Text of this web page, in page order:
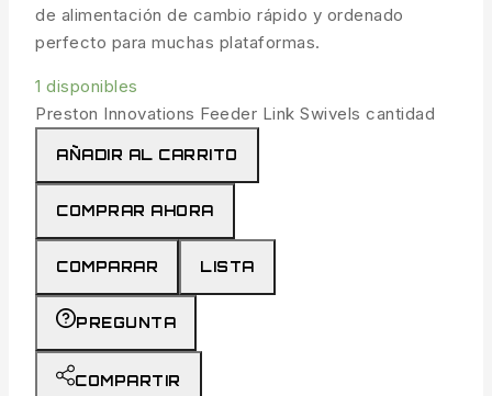
de alimentación de cambio rápido y ordenado
perfecto para muchas plataformas.
1 disponibles
Preston Innovations Feeder Link Swivels cantidad
AÑADIR AL CARRITO
COMPRAR AHORA
COMPARAR LISTA
PREGUNTA
COMPARTIR